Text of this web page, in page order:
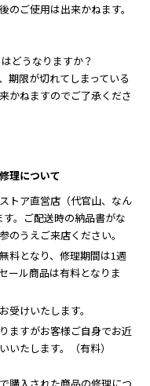
ご使用は出来かねます。
どうなりますか？
期限が切れてしまっている
かねますのでご了承くださ
理について
トア直営店（代官山、なん
。ご配送時の納品書がな
のうえご来店ください。
料となり、修理期間は1週
ール商品は有料となりま
受けいたします。
ますがお客様ご自身でお近
いたします。（有料）
購入された商品の修理につ